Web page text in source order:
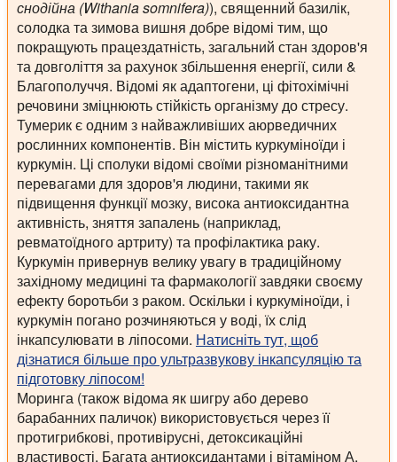
снодійна (Withania somnifera)), священний базилік,
солодка та зимова вишня добре відомі тим, що
покращують працездатність, загальний стан здоров'я
та довголіття за рахунок збільшення енергії, сили &
Благополуччя. Відомі як адаптогени, ці фітохімічні
речовини зміцнюють стійкість організму до стресу.
Тумерик є одним з найважливіших аюрведичних
рослинних компонентів. Він містить куркуміноїди і
куркумін. Ці сполуки відомі своїми різноманітними
перевагами для здоров'я людини, такими як
підвищення функції мозку, висока антиоксидантна
активність, зняття запалень (наприклад,
ревматоїдного артриту) та профілактика раку.
Куркумін привернув велику увагу в традиційному
західному медицині та фармакології завдяки своєму
ефекту боротьби з раком. Оскільки і куркуміноїди, і
куркумін погано розчиняються у воді, їх слід
інкапсулювати в ліпосоми. Натисніть тут, щоб
дізнатися більше про ультразвукову інкапсуляцію та
підготовку ліпосом!
Моринга (також відома як шигру або дерево
барабанних паличок) використовується через її
протигрибкові, противірусні, детоксикаційні
властивості. Багата антиоксидантами і вітаміном А,